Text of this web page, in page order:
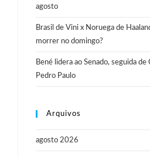
agosto
Brasil de Vini x Noruega de
morrer no domingo?
Bené lidera ao Senado, seguida de
Pedro Paulo
Arquivos
agosto 2026